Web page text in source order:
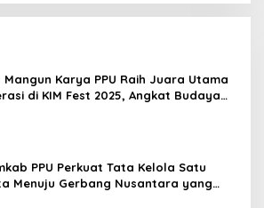
Mangun Karya PPU Raih Juara Utama
di KIM Fest 2025, Angkat Budaya
PPU Perkuat Tata Kelola Satu
Menuju Gerbang Nusantara yang